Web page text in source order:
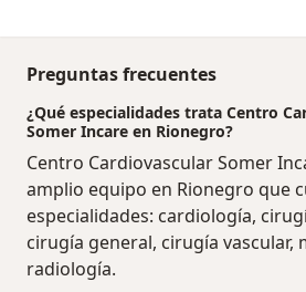
Preguntas frecuentes
¿Qué especialidades trata Centro
Somer Incare en Rionegro?
Centro Cardiovascular Somer
amplio equipo en Rionegro que
especialidades: cardiología,
cirugía general, cirugía vascular,
radiología.